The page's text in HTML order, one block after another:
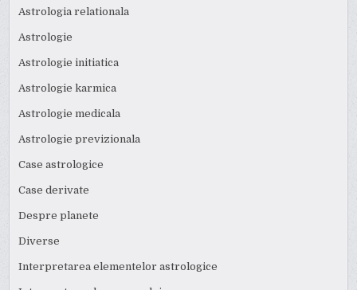
Astrologia relationala
Astrologie
Astrologie initiatica
Astrologie karmica
Astrologie medicala
Astrologie previzionala
Case astrologice
Case derivate
Despre planete
Diverse
Interpretarea elementelor astrologice